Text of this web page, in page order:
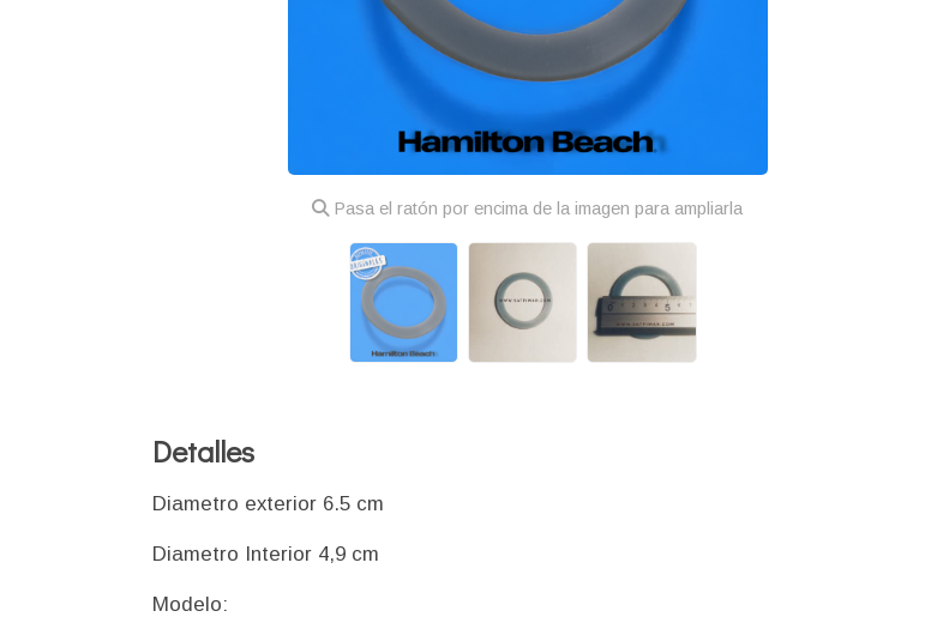
Pasa el ratón por encima de la imagen para ampliarla
Detalles
Diametro exterior 6.5 cm
Diametro Interior 4,9 cm
Modelo: